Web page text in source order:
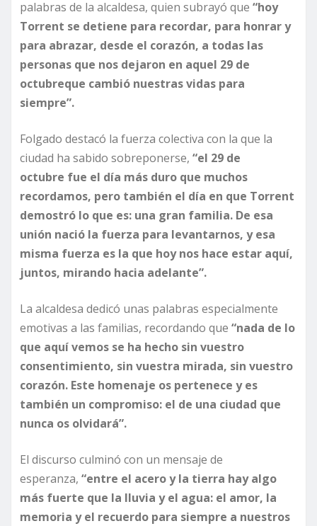
palabras de la alcaldesa, quien subrayó que “hoy
Torrent se detiene para recordar, para honrar y
para abrazar, desde el corazón, a todas las
personas que nos dejaron en aquel 29 de
octubreque cambió nuestras vidas para
siempre”.
Folgado destacó la fuerza colectiva con la que la
ciudad ha sabido sobreponerse, “el 29 de
octubre fue el día más duro que muchos
recordamos, pero también el día en que Torrent
demostró lo que es: una gran familia. De esa
unión nació la fuerza para levantarnos, y esa
misma fuerza es la que hoy nos hace estar aquí,
juntos, mirando hacia adelante”.
La alcaldesa dedicó unas palabras especialmente
emotivas a las familias, recordando que “nada de lo
que aquí vemos se ha hecho sin vuestro
consentimiento, sin vuestra mirada, sin vuestro
corazón. Este homenaje os pertenece y es
también un compromiso: el de una ciudad que
nunca os olvidará”.
El discurso culminó con un mensaje de
esperanza, “entre el acero y la tierra hay algo
más fuerte que la lluvia y el agua: el amor, la
memoria y el recuerdo para siempre a nuestros